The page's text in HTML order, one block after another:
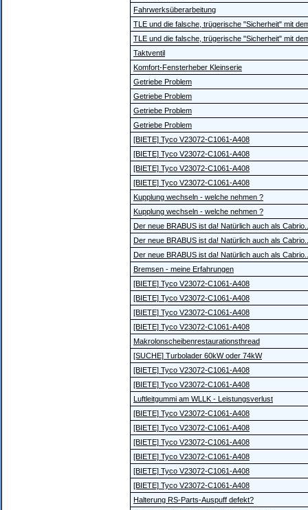
Fahrwerksüberarbeitung
TLE und die falsche, trügerische "Sicherheit" mit
TLE und die falsche, trügerische "Sicherheit" mit
Taktventil
Komfort-Fensterheber Kleinserie
Getriebe Problem
Getriebe Problem
Getriebe Problem
Getriebe Problem
[BIETE] Tyco V23072-C1061-A408
[BIETE] Tyco V23072-C1061-A408
[BIETE] Tyco V23072-C1061-A408
[BIETE] Tyco V23072-C1061-A408
Kupplung wechseln - welche nehmen ?
Kupplung wechseln - welche nehmen ?
Der neue BRABUS ist da! Natürlich auch als
Der neue BRABUS ist da! Natürlich auch als
Der neue BRABUS ist da! Natürlich auch als
Bremsen - meine Erfahrungen
[BIETE] Tyco V23072-C1061-A408
[BIETE] Tyco V23072-C1061-A408
[BIETE] Tyco V23072-C1061-A408
[BIETE] Tyco V23072-C1061-A408
Makrolonscheibenrestaurationsthread
[SUCHE] Turbolader 60kW oder 74kW
[BIETE] Tyco V23072-C1061-A408
[BIETE] Tyco V23072-C1061-A408
Luftleitgummi am WLLK - Leistungsverlust
[BIETE] Tyco V23072-C1061-A408
[BIETE] Tyco V23072-C1061-A408
[BIETE] Tyco V23072-C1061-A408
[BIETE] Tyco V23072-C1061-A408
[BIETE] Tyco V23072-C1061-A408
[BIETE] Tyco V23072-C1061-A408
Halterung RS-Parts-Auspuff defekt?